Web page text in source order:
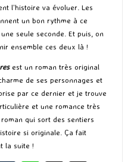
l’histoire va évoluer. Les
un bon rythme à ce
seule seconde. Et puis, on
ensemble ces deux là !
est un roman très original
de ses personnages et
par ce dernier et je trouve
et une romance très
qui sort des sentiers
si originale. Ça fait
la suite !